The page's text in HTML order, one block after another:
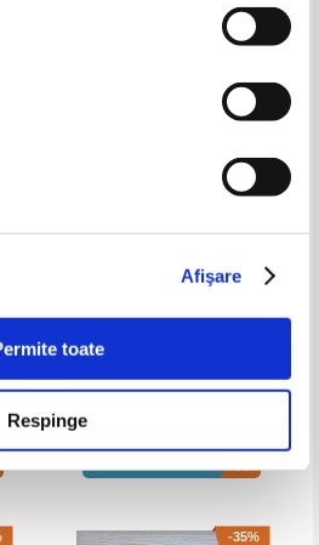
Afişare
toate
Respinge
-35%
Pret:10,00Lei6,50Lei
Adaugă în coș
Lei
Valeriu Pricina - Un targovet pe
-35%